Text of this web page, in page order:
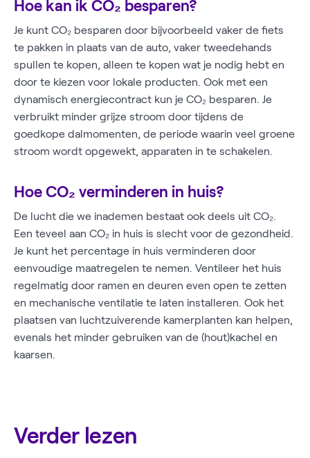
Hoe kan ik CO₂ besparen?
Je kunt CO₂ besparen door bijvoorbeeld vaker de fiets
te pakken in plaats van de auto, vaker tweedehands
spullen te kopen, alleen te kopen wat je nodig hebt en
door te kiezen voor lokale producten. Ook met een
dynamisch energiecontract kun je CO₂ besparen. Je
verbruikt minder grijze stroom door tijdens de
goedkope dalmomenten, de periode waarin veel groene
stroom wordt opgewekt, apparaten in te schakelen.
Hoe CO₂ verminderen in huis?
De lucht die we inademen bestaat ook deels uit CO₂.
Een teveel aan CO₂ in huis is slecht voor de gezondheid.
Je kunt het percentage in huis verminderen door
eenvoudige maatregelen te nemen. Ventileer het huis
regelmatig door ramen en deuren even open te zetten
en mechanische ventilatie te laten installeren. Ook het
plaatsen van luchtzuiverende kamerplanten kan helpen,
evenals het minder gebruiken van de (hout)kachel en
kaarsen.
Verder lezen